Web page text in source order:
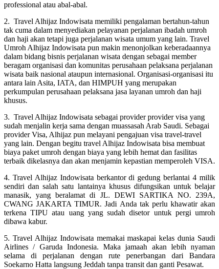
professional atau abal-abal.
2. Travel Alhijaz Indowisata memiliki pengalaman bertahun-tahun
tak cuma dalam menyediakan pelayanan perjalanan ibadah umroh
dan haji akan tetapi juga perjalanan wisata umum yang lain. Travel
Umroh Alhijaz Indowisata pun makin menonjolkan keberadaannya
dalam bidang bisnis perjalanan wisata dengan sebagai member
beragam organisasi dan komunitas perusahaan pelaksana perjalanan
wisata baik nasional ataupun internasional. Organisasi-organisasi itu
antara lain Asita, IATA, dan HIMPUH yang merupakan
perkumpulan perusahaan pelaksana jasa layanan umroh dan haji
khusus.
3. Travel Alhijaz Indowisata sebagai provider provider visa yang
sudah menjalin kerja sama dengan muassasah Arab Saudi. Sebagai
provider Visa, Alhijaz pun melayani pengajuan visa travel-travel
yang lain. Dengan begitu travel Alhijaz Indowisata bisa membuat
biaya paket umroh dengan biaya yang lebih hemat dan fasilitas
terbaik dikelasnya dan akan menjamin kepastian memperoleh VISA.
4. Travel Alhijaz Indowisata berkantor di gedung berlantai 4 milik
sendiri dan salah satu lantainya khusus difungsikan untuk belajar
manasik, yang beralamat di JL. DEWI SARTIKA NO. 239A,
CWANG JAKARTA TIMUR. Jadi Anda tak perlu khawatir akan
terkena TIPU atau uang yang sudah disetor untuk pergi umroh
dibawa kabur.
5. Travel Alhijaz Indowisata memakai maskapai kelas dunia Saudi
Airlines / Garuda Indonesia. Maka jamaah akan lebih nyaman
selama di perjalanan dengan rute penerbangan dari Bandara
Soekarno Hatta langsung Jeddah tanpa transit dan ganti Pesawat.